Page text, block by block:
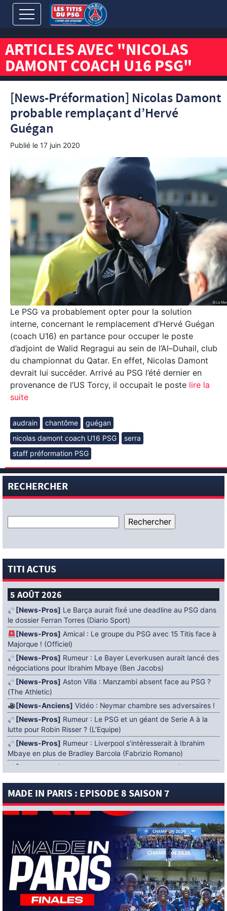
ARTICLES AVEC "NICOLAS
DAMONT COACH U16 PSG"
[News-Préformation] Nicolas Damont
probable remplaçant d’Hervé
Guégan
Publié le 17 juin 2020
Le PSG va probablement opter pour la solution
interne, concernant le remplacement d’Hervé Guégan
(coach U16) en partance pour occuper le poste
d’adjoint de Walid Regragui au sein de l’Al–Duhail, club
du championnat du Qatar. En effet, Nicolas Damont
devrait lui succéder. Arrivé au PSG l’été dernier en
provenance de l’US Torcy, il occupait le poste lire la
suite
audrain chantôme
guégan
nicolas damont coach U16 PSG
serra
staff préformation PSG
RECHERCHER
TITI ACTUS
5 AOÛT 2026
[News-Pros] Le Barça aurait fixé une deadline au PSG dans
le dossier Ferran Torres (Diario Sport)
[News-Pros] Amical : Le groupe du PSG avec 15 Titis face à
Majorque ! (Officiel)
[News-Pros] Rumeur : Le Bayer Leverkusen aurait lancé des
négociations pour Ibrahim Mbaye (Ben Jacobs)
[News-Pros] Aston Villa : Manzambi absent face au PSG ?
(The Athletic)
[News-Anciens] Vidéo : Neymar chambre ses adversaires !
[News-Pros] Rumeur : Le PSG et un géant de Serie A à la
lutte pour Robin Risser ? (L’Equipe)
[News-Pros] Rumeur : Liverpool s’intéresserait à Ibrahim
Mbaye en plus de Bradley Barcola (Fabrizio Romano)
[News-Pros]
Rumeur : Accord contractuel trouvé entre le
[News-Pros]Rumeur : Le PSG aurait lancé un ultimatum
4 AOÛT 2026
Mercato : Khalil Ayari prêté à Dunkerque
(Officiel)
[News-Anciens]Leverkusen : un retour de Diaby envisagé
(Foot Mercato)
[News-Formation]Nsoki va filer au Dinamo Zagreb
(L’Equipe)
[News-Pros]Rumeur : Suzuki acheté par le PSG puis prêté ?
MADE IN PARIS : EPISODE 8 SAISON 7